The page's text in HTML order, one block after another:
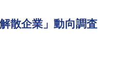
散企業」動向調査